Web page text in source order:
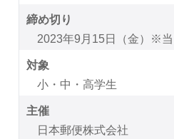
締め切り
2023年9月15日（金）※
対象
小・中・高学生
主催
日本郵便株式会社